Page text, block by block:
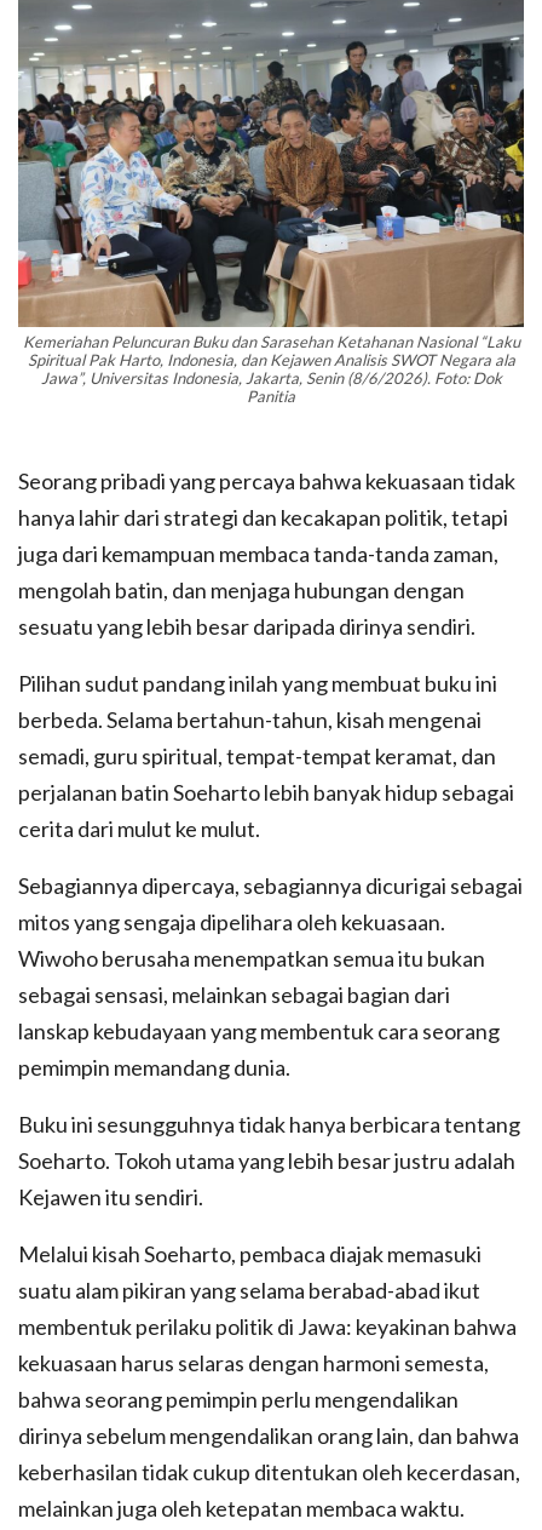
Kemeriahan Peluncuran Buku dan Sarasehan Ketahanan Nasional “Laku
Spiritual Pak Harto, Indonesia, dan Kejawen Analisis SWOT Negara ala
Jawa”, Universitas Indonesia, Jakarta, Senin (8/6/2026). Foto: Dok
Panitia
Seorang pribadi yang percaya bahwa kekuasaan tidak
hanya lahir dari strategi dan kecakapan politik, tetapi
juga dari kemampuan membaca tanda-tanda zaman,
mengolah batin, dan menjaga hubungan dengan
sesuatu yang lebih besar daripada dirinya sendiri.
Pilihan sudut pandang inilah yang membuat buku ini
berbeda. Selama bertahun-tahun, kisah mengenai
semadi, guru spiritual, tempat-tempat keramat, dan
perjalanan batin Soeharto lebih banyak hidup sebagai
cerita dari mulut ke mulut.
Sebagiannya dipercaya, sebagiannya dicurigai sebagai
mitos yang sengaja dipelihara oleh kekuasaan.
Wiwoho berusaha menempatkan semua itu bukan
sebagai sensasi, melainkan sebagai bagian dari
lanskap kebudayaan yang membentuk cara seorang
pemimpin memandang dunia.
Buku ini sesungguhnya tidak hanya berbicara tentang
Soeharto. Tokoh utama yang lebih besar justru adalah
Kejawen itu sendiri.
Melalui kisah Soeharto, pembaca diajak memasuki
suatu alam pikiran yang selama berabad-abad ikut
membentuk perilaku politik di Jawa: keyakinan bahwa
kekuasaan harus selaras dengan harmoni semesta,
bahwa seorang pemimpin perlu mengendalikan
dirinya sebelum mengendalikan orang lain, dan bahwa
keberhasilan tidak cukup ditentukan oleh kecerdasan,
melainkan juga oleh ketepatan membaca waktu.